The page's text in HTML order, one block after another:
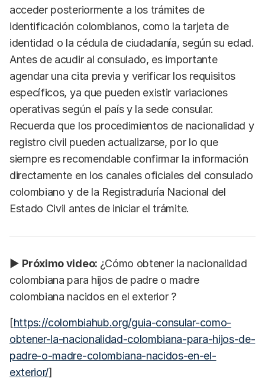
acceder posteriormente a los trámites de
identificación colombianos, como la tarjeta de
identidad o la cédula de ciudadanía, según su edad.
Antes de acudir al consulado, es importante
agendar una cita previa y verificar los requisitos
específicos, ya que pueden existir variaciones
operativas según el país y la sede consular.
Recuerda que los procedimientos de nacionalidad y
registro civil pueden actualizarse, por lo que
siempre es recomendable confirmar la información
directamente en los canales oficiales del consulado
colombiano y de la Registraduría Nacional del
Estado Civil antes de iniciar el trámite.
▶ Próximo video: ¿Cómo obtener la nacionalidad
colombiana para hijos de padre o madre
colombiana nacidos en el exterior ?
[https://colombiahub.org/guia-consular-como-
obtener-la-nacionalidad-colombiana-para-hijos-de-
padre-o-madre-colombiana-nacidos-en-el-
exterior/]